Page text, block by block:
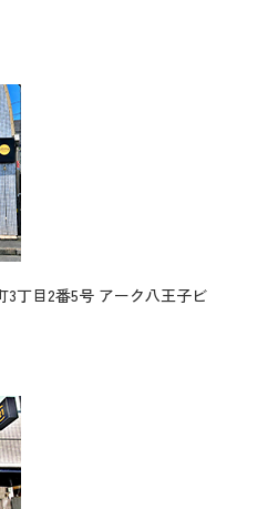
3丁目2番5号 アーク八王子ビ